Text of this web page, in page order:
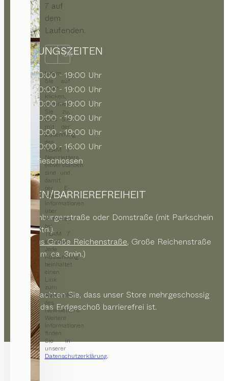
7 auf
dem
Laufenden.
OK
Indem
Sie auf
„OK“
klicken,
stimmen
Sie zu,
dass Sie
mit der
Zusendung
des
TEAM 7
Newsletters
einverstanden
sind und
damit
per E-
Mail
Informationen
über
Aktuelles
bei
TEAM 7
erhalten.
Jede
Aussendung
beinhaltet
einen
Link
zum
Abbestellen
des
Newsletters.
Weitere
Informationen
finden
Sie in
unserer
Datenschutzerklärung.
ÖFFNUNGSZEITEN
10:00 - 19:00 Uhr
10:00 - 19:00 Uhr
10:00 - 19:00 Uhr
10:00 - 19:00 Uhr
10:00 - 19:00 Uhr
10:00 - 16:00 Uhr
Geschlossen
PARKEN/BARRIEREFREIHEIT
Schauenburgerstraße oder Domstraße (mit Parkschein
max. 2 Std.),
Parkhaus Große Reichenstraße, Große Reichenstraße
14, (200m, ca. 3min.)
Bitte beachten Sie, dass unser Store mehrgeschossig
und nur das Erdgeschoß barrierefrei ist.